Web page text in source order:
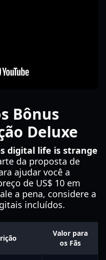
Bônus
Deluxe
digital life is strange
da proposta de
ajudar você a
de US$ 10 em
a pena, considere a
incluídos.
Valor para
os Fãs